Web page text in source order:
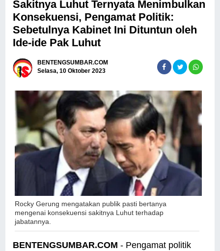
Sakitnya Luhut Ternyata Menimbulkan
Konsekuensi, Pengamat Politik:
Sebetulnya Kabinet Ini Dituntun oleh
Ide-ide Pak Luhut
BENTENGSUMBAR.COM
Selasa, 10 Oktober 2023
Rocky Gerung mengatakan publik pasti bertanya
mengenai konsekuensi sakitnya Luhut terhadap
jabatannya.
BENTENGSUMBAR.COM - Pengamat politik